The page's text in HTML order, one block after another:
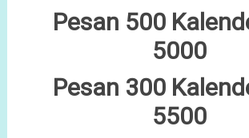
Pesan 500
5000
Pesan 300
5500